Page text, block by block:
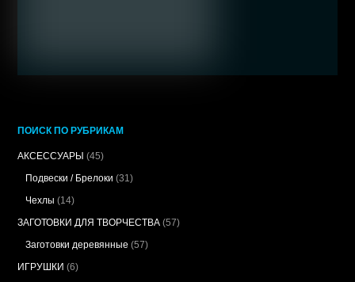
ПОИСК ПО РУБРИКАМ
АКСЕССУАРЫ (45)
Подвески / Брелоки (31)
Чехлы (14)
ЗАГОТОВКИ ДЛЯ ТВОРЧЕСТВА (57)
Заготовки деревянные (57)
ИГРУШКИ (6)